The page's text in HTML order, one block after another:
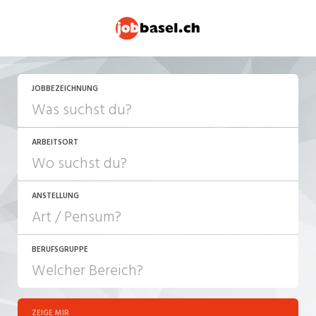
JOBBEZEICHNUNG
ARBEITSORT
ANSTELLUNG
JOB-TYP
Festanstellung
BERUFSGRUPPE
ZEIGE MIR